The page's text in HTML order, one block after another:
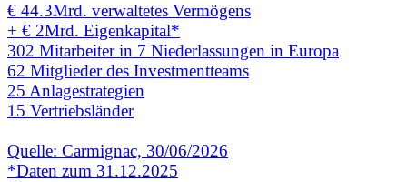
€ 44.3Mrd. verwaltetes Vermögens
+ € 2Mrd. Eigenkapital*
302 Mitarbeiter in 7 Niederlassungen in Europa
62 Mitglieder des Investmentteams
25 Anlagestrategien
15 Vertriebsländer
Quelle: Carmignac, 30/06/2026
*Daten zum 31.12.2025